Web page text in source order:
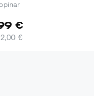
€
€